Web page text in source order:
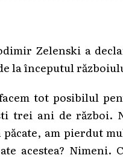
Zelenski a
la începutul
tot posibilul
trei ani de război.
păcate, am pierdut
acestea? Nimeni.